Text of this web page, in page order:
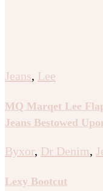
Jeans, Lee
MQ Marqet Lee
Jeans Bestowed
Byxor, Dr Denim,
Lexy Bootcut